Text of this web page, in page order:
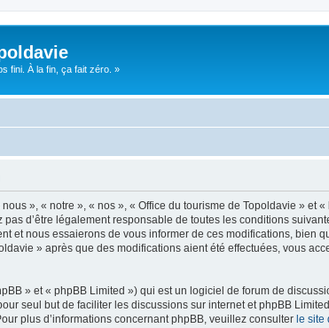
fini. À la fin, ça fait zéro. »
», « notre », « nos », « Office du tourisme de Topoldavie » et
d’être légalement responsable de toutes les conditions
et nous essaierons de vous informer de ces modifications, bien
» après que des modifications aient été effectuées, vous
» et « phpBB Limited ») qui est un logiciel de forum de
seul but de faciliter les discussions sur internet et phpBB
plus d’informations concernant phpBB, veuillez consulter le site